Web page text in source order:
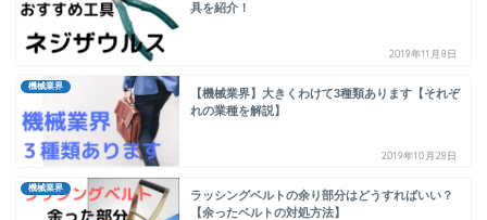
具を紹介！
2019年11月8日
機械業界
【機械業界】大きくわけて3種類あります【それぞ
れの業種を解説】
2019年10月28日
機械業界
ラッシングベルトの余り部分はどうすればいい？
【余ったベルトの対処方法】